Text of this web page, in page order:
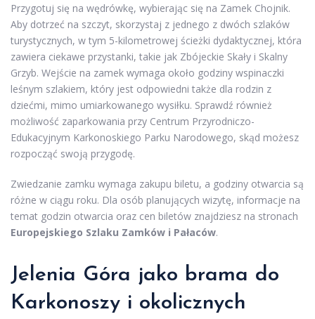
Przygotuj się na wędrówkę, wybierając się na Zamek Chojnik.
Aby dotrzeć na szczyt, skorzystaj z jednego z dwóch szlaków
turystycznych, w tym 5-kilometrowej ścieżki dydaktycznej, która
zawiera ciekawe przystanki, takie jak Zbójeckie Skały i Skalny
Grzyb. Wejście na zamek wymaga około godziny wspinaczki
leśnym szlakiem, który jest odpowiedni także dla rodzin z
dziećmi, mimo umiarkowanego wysiłku. Sprawdź również
możliwość zaparkowania przy Centrum Przyrodniczo-
Edukacyjnym Karkonoskiego Parku Narodowego, skąd możesz
rozpocząć swoją przygodę.
Zwiedzanie zamku wymaga zakupu biletu, a godziny otwarcia są
różne w ciągu roku. Dla osób planujących wizytę, informacje na
temat godzin otwarcia oraz cen biletów znajdziesz na stronach
Europejskiego Szlaku Zamków i Pałaców.
Jelenia Góra jako brama do
Karkonoszy i okolicznych